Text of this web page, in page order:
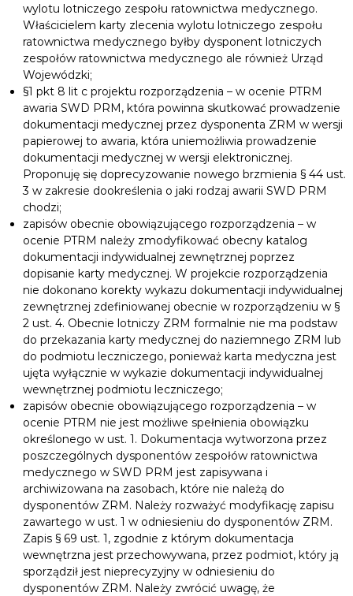
wylotu lotniczego zespołu ratownictwa medycznego.
Właścicielem karty zlecenia wylotu lotniczego zespołu
ratownictwa medycznego byłby dysponent lotniczych
zespołów ratownictwa medycznego ale również Urząd
Wojewódzki;
§1 pkt 8 lit c projektu rozporządzenia – w ocenie PTRM
awaria SWD PRM, która powinna skutkować prowadzenie
dokumentacji medycznej przez dysponenta ZRM w wersji
papierowej to awaria, która uniemożliwia prowadzenie
dokumentacji medycznej w wersji elektronicznej.
Proponuję się doprecyzowanie nowego brzmienia § 44 ust.
3 w zakresie dookreślenia o jaki rodzaj awarii SWD PRM
chodzi;
zapisów obecnie obowiązującego rozporządzenia – w
ocenie PTRM należy zmodyfikować obecny katalog
dokumentacji indywidualnej zewnętrznej poprzez
dopisanie karty medycznej. W projekcie rozporządzenia
nie dokonano korekty wykazu dokumentacji indywidualnej
zewnętrznej zdefiniowanej obecnie w rozporządzeniu w §
2 ust. 4. Obecnie lotniczy ZRM formalnie nie ma podstaw
do przekazania karty medycznej do naziemnego ZRM lub
do podmiotu leczniczego, ponieważ karta medyczna jest
ujęta wyłącznie w wykazie dokumentacji indywidualnej
wewnętrznej podmiotu leczniczego;
zapisów obecnie obowiązującego rozporządzenia – w
ocenie PTRM nie jest możliwe spełnienia obowiązku
określonego w ust. 1. Dokumentacja wytworzona przez
poszczególnych dysponentów zespołów ratownictwa
medycznego w SWD PRM jest zapisywana i
archiwizowana na zasobach, które nie należą do
dysponentów ZRM. Należy rozważyć modyfikację zapisu
zawartego w ust. 1 w odniesieniu do dysponentów ZRM.
Zapis § 69 ust. 1, zgodnie z którym dokumentacja
wewnętrzna jest przechowywana, przez podmiot, który ją
sporządził jest nieprecyzyjny w odniesieniu do
dysponentów ZRM. Należy zwrócić uwagę, że